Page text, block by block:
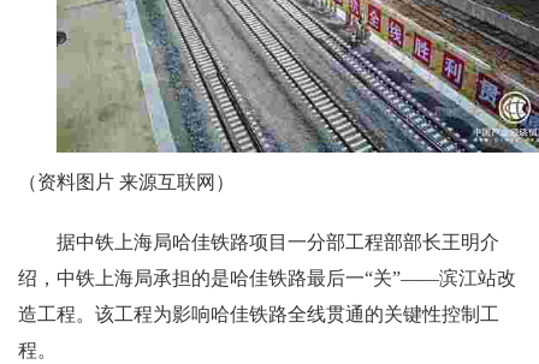
（资料图片 来源互联网）
据中铁上海局哈佳铁路项目一分部工程部部长王明介
绍，中铁上海局承担的是哈佳铁路最后一“关”——滨江站改
造工程。该工程为影响哈佳铁路全线贯通的关键性控制工
程。